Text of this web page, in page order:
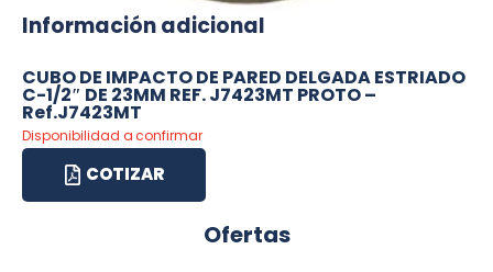
Información adicional
CUBO DE IMPACTO DE PARED DELGADA ESTRIADO
C-1/2″ DE 23MM REF. J7423MT PROTO –
Ref.J7423MT
Disponibilidad a confirmar
COTIZAR
Ofertas